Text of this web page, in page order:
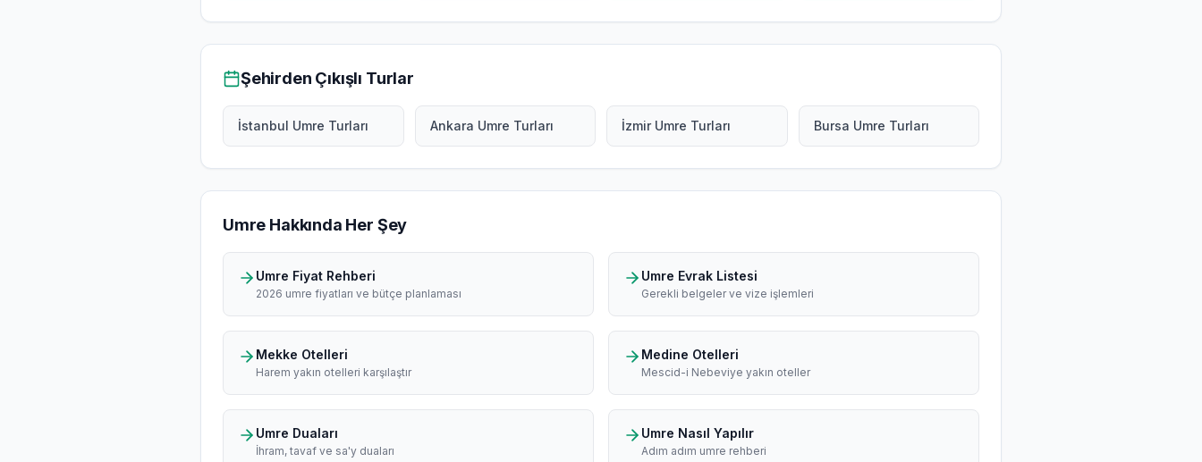
Şehirden Çıkışlı Turlar
İstanbul Umre Turları Ankara Umre Turları İzmir Umre Turları Bursa Umre Turları
Umre Hakkında Her Şey
Umre Fiyat Rehberi
2026 umre fiyatları ve bütçe planlaması
Umre Evrak Listesi
Gerekli belgeler ve vize işlemleri
Mekke Otelleri
Harem yakın otelleri karşılaştır
Medine Otelleri
Mescid-i Nebeviye yakın oteller
Umre Duaları
İhram, tavaf ve sa'y duaları
Umre Nasıl Yapılır
Adım adım umre rehberi